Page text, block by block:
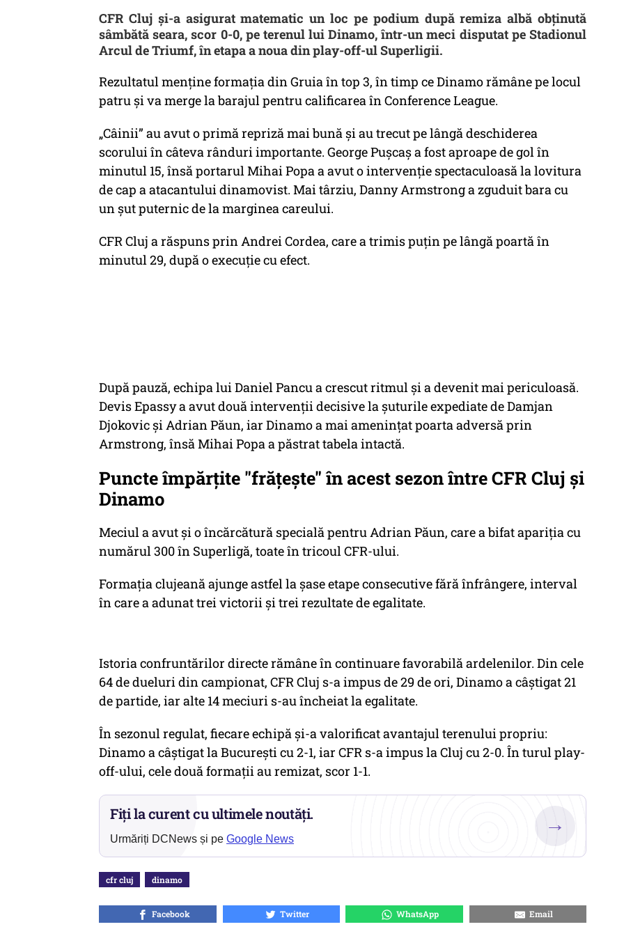
CFR Cluj şi-a asigurat matematic un loc pe podium după remiza albă obţinută
sâmbătă seara, scor 0-0, pe terenul lui Dinamo, într-un meci disputat pe Stadionul
Arcul de Triumf, în etapa a noua din play-off-ul Superligii.
Rezultatul menţine formaţia din Gruia în top 3, în timp ce Dinamo rămâne pe locul
patru şi va merge la barajul pentru calificarea în Conference League.
„Câinii” au avut o primă repriză mai bună şi au trecut pe lângă deschiderea
scorului în câteva rânduri importante. George Puşcaş a fost aproape de gol în
minutul 15, însă portarul Mihai Popa a avut o intervenţie spectaculoasă la lovitura
de cap a atacantului dinamovist. Mai târziu, Danny Armstrong a zguduit bara cu
un şut puternic de la marginea careului.
CFR Cluj a răspuns prin Andrei Cordea, care a trimis puţin pe lângă poartă în
minutul 29, după o execuţie cu efect.
După pauză, echipa lui Daniel Pancu a crescut ritmul şi a devenit mai periculoasă.
Devis Epassy a avut două intervenţii decisive la şuturile expediate de Damjan
Djokovic şi Adrian Păun, iar Dinamo a mai ameninţat poarta adversă prin
Armstrong, însă Mihai Popa a păstrat tabela intactă.
Puncte împărțite "frățește" în acest sezon între CFR Cluj și
Dinamo
Meciul a avut şi o încărcătură specială pentru Adrian Păun, care a bifat apariţia cu
numărul 300 în Superligă, toate în tricoul CFR-ului.
Formaţia clujeană ajunge astfel la şase etape consecutive fără înfrângere, interval
în care a adunat trei victorii şi trei rezultate de egalitate.
Istoria confruntărilor directe rămâne în continuare favorabilă ardelenilor. Din cele
64 de dueluri din campionat, CFR Cluj s-a impus de 29 de ori, Dinamo a câştigat 21
de partide, iar alte 14 meciuri s-au încheiat la egalitate.
În sezonul regulat, fiecare echipă şi-a valorificat avantajul terenului propriu:
Dinamo a câştigat la Bucureşti cu 2-1, iar CFR s-a impus la Cluj cu 2-0. În turul play-
off-ului, cele două formaţii au remizat, scor 1-1.
Fiți la curent cu ultimele noutăți.
Urmăriți DCNews și pe Google News
→
cfr cluj dinamo
Facebook Twitter WhatsApp Email